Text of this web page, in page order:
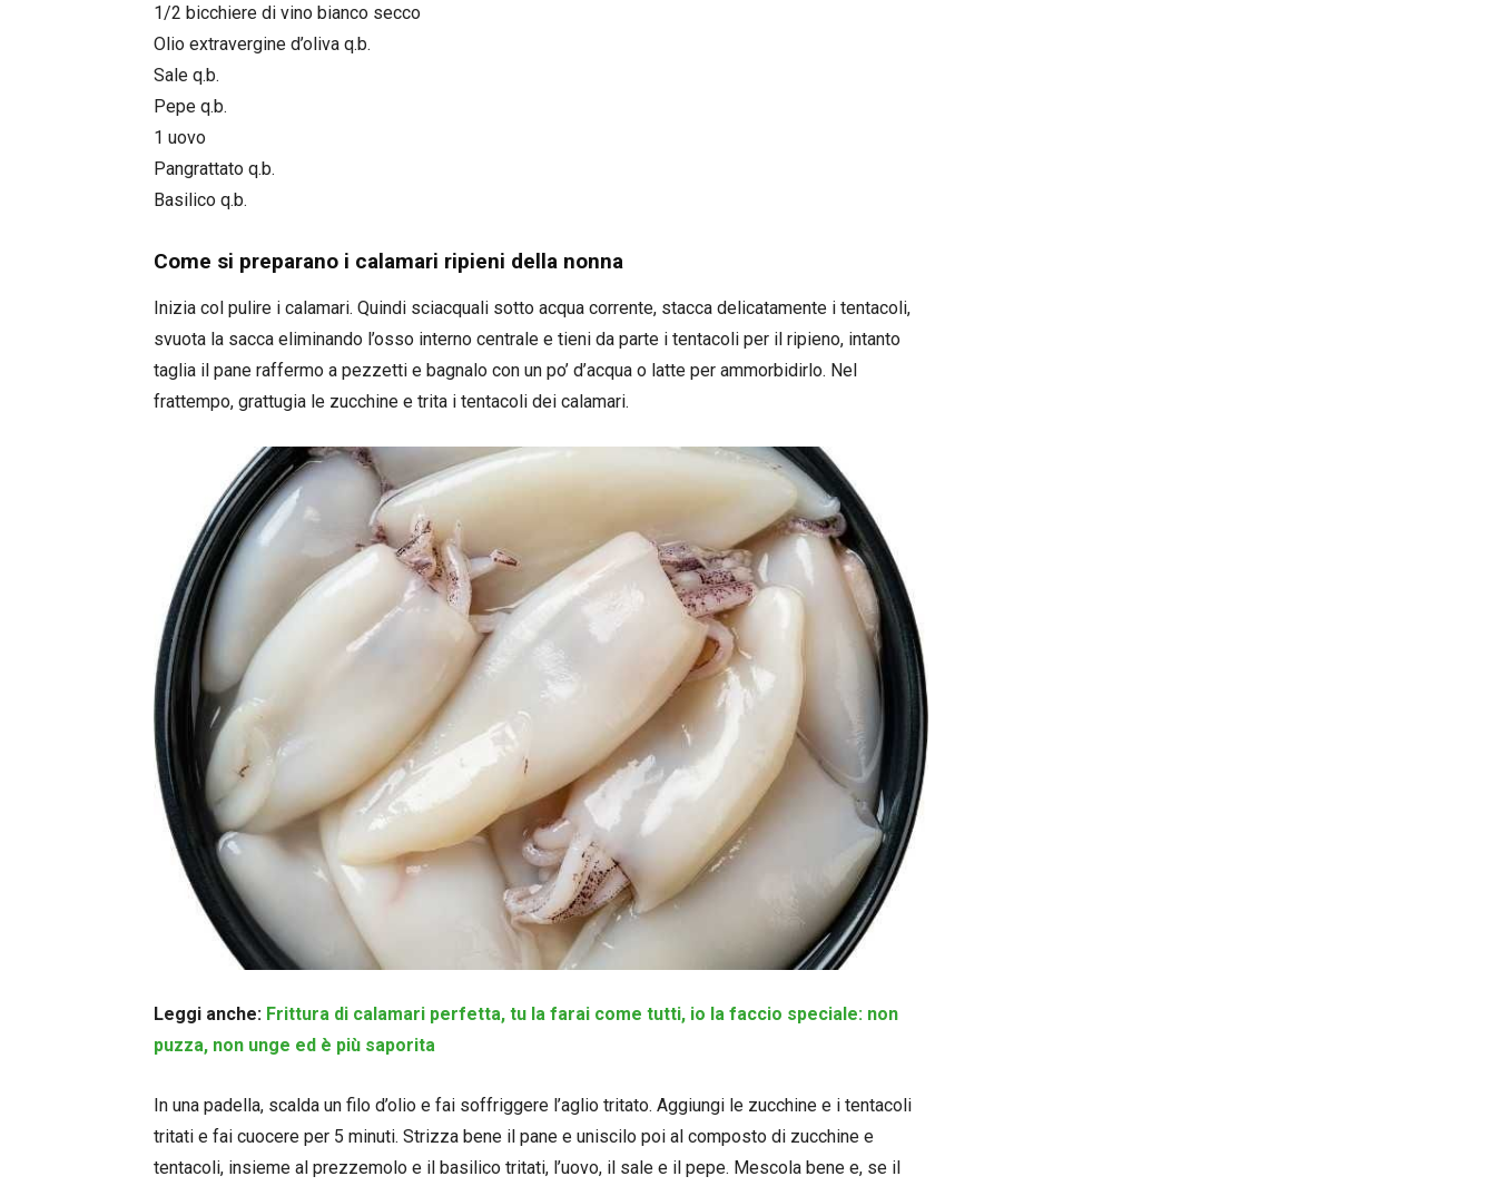
1/2 bicchiere di vino bianco secco
Olio extravergine d’oliva q.b.
Sale q.b.
Pepe q.b.
1 uovo
Pangrattato q.b.
Basilico q.b.
Come si preparano i calamari ripieni della nonna
Inizia col pulire i calamari. Quindi sciacquali sotto acqua corrente, stacca delicatamente i tentacoli,
svuota la sacca eliminando l’osso interno centrale e tieni da parte i tentacoli per il ripieno, intanto
taglia il pane raffermo a pezzetti e bagnalo con un po’ d’acqua o latte per ammorbidirlo. Nel
frattempo, grattugia le zucchine e trita i tentacoli dei calamari.
Leggi anche: Frittura di calamari perfetta, tu la farai come tutti, io la faccio speciale: non
puzza, non unge ed è più saporita
In una padella, scalda un filo d’olio e fai soffriggere l’aglio tritato. Aggiungi le zucchine e i tentacoli
tritati e fai cuocere per 5 minuti. Strizza bene il pane e uniscilo poi al composto di zucchine e
tentacoli, insieme al prezzemolo e il basilico tritati, l’uovo, il sale e il pepe. Mescola bene e, se il